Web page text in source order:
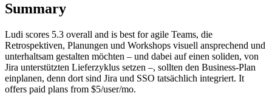
Summary
Ludi scores 5.3 overall and is best for agile Teams, die
Retrospektiven, Planungen und Workshops visuell ansprechend und
unterhaltsam gestalten möchten – und dabei auf einen soliden, von
Jira unterstützten Lieferzyklus setzen –, sollten den Business-Plan
einplanen, denn dort sind Jira und SSO tatsächlich integriert. It
offers paid plans from $5/user/mo.